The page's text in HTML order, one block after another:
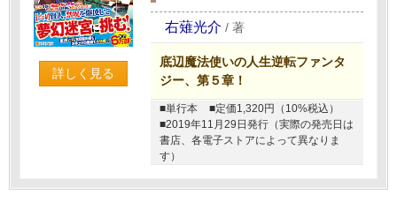
詳しく見る
右薙光介 / 著
底辺魔法使いの人生逆転ファンタ
ジー、第５章！
■単行本
■定価1,320円（10%税込）
■2019年11月29日発行（実際の発売日は
書店、各電子ストアによって異なりま
す）